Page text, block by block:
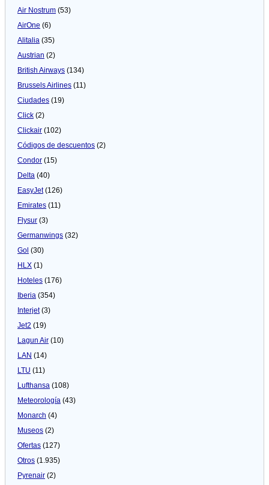
Air Nostrum (53)
AirOne (6)
Alitalia (35)
Austrian (2)
British Airways (134)
Brussels Airlines (11)
Ciudades (19)
Click (2)
Clickair (102)
Códigos de descuentos (2)
Condor (15)
Delta (40)
EasyJet(126)
Emirates (11)
Flysur (3)
Germanwings (32)
Gol (30)
HLX (1)
Hoteles (176)
Iberia (354)
Interjet(3)
Jet2 (19)
Lagun Air (10)
LAN (14)
LTU (11)
Lufthansa (108)
Meteorologí­a (43)
Monarch (4)
Museos (2)
Ofertas (127)
Otros (1.935)
Pyrenair (2)